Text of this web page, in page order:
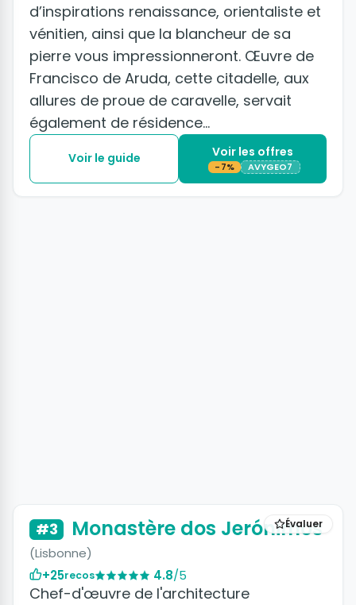
d’inspirations renaissance, orientaliste et
vénitien, ainsi que la blancheur de sa
pierre vous impressionneront. Œuvre de
Francisco de Aruda, cette citadelle, aux
allures de proue de caravelle, servait
également de résidence...
Voir le guide Voir les offres
-7% AVYGEO7
Évaluer
#3 Monastère dos Jerónimos
(Lisbonne)
+25recos 4.8/5
Chef-d'œuvre de l'architecture